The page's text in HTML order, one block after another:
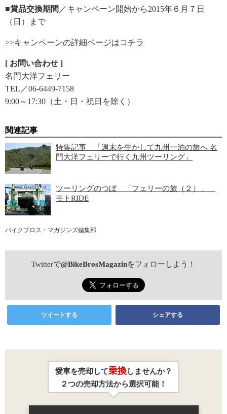
■賞品交換期間 ／キャンペーン開始から2015年６月７日
（日）まで
>>キャンペーンの詳細ページはコチラ
[ お問い合わせ ]
名門大洋フェリー
TEL／06-6449-7158
9:00～17:30（土・日・祝日を除く）
関連記事
特集記事 「週末を生かして九州一泊の旅へ 名
門大洋フェリーで行く九州ツーリング」
ツーリングのつぼ 「フェリーの旅（２）」
モトRIDE
バイクブロス・マガジンズ編集部
Twitterで@BikeBrosMagazinをフォローしよう！
ツイートする シェアする
愛車を売却して乗換しませんか？
２つの売却方法から選択可能！